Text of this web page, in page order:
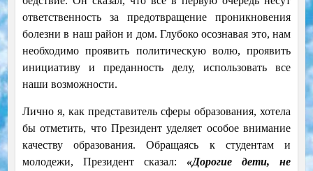
ответственность за предотвращение проникновения
болезни в наш район и дом. Глубоко осознавая это, нам
необходимо проявить политическую волю, проявить
инициативу и преданность делу, использовать все
наши возможности.
Лично я, как представитель сферы образования, хотела
бы отметить, что Президент уделяет особое внимание
качеству образования. Обращаясь к студентам и
молодежи, Президент сказал:«Дорогие дети, не